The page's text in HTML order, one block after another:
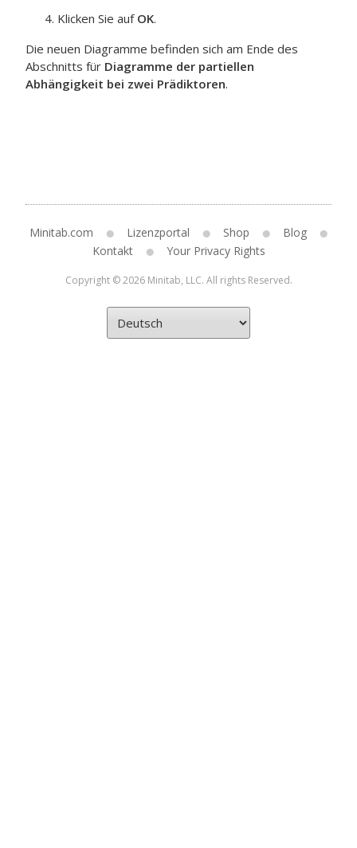
Klicken Sie auf OK.
Die neuen Diagramme befinden sich am Ende des
Abschnitts für Diagramme der partiellen
Abhängigkeit bei zwei Prädiktoren.
Minitab.com Lizenzportal Shop
Blog
Kontakt
Your Privacy Rights
Copyright © 2026 Minitab, LLC. All rights Reserved.